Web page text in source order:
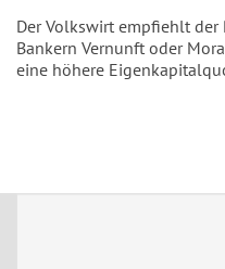
Der Volkswirt empfiehlt
Bankern Vernunft oder
eine höhere